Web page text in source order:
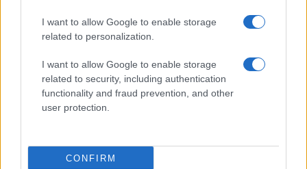
I want to allow Google to enable storage
related to personalization.
I want to allow Google to enable storage
related to security, including authentication
functionality and fraud prevention, and other
user protection.
CONFIRM
LEGOLVASOTTABBAK
Számos népszerű Samsung Galaxy készülék kimarad a One
UI 9 frissítésből – itt a lista az érintett modellekről
Apple az új csúcsmobilokról